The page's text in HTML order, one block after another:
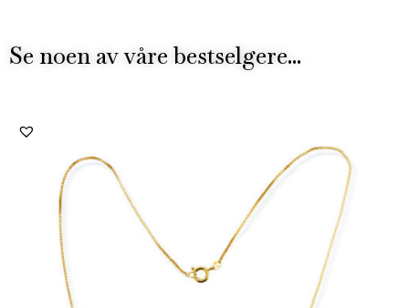
Se noen av våre bestselgere...